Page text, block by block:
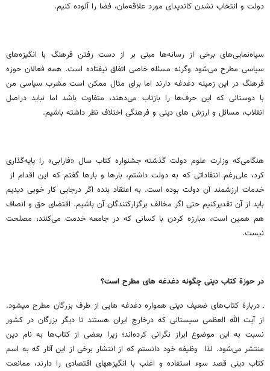
دولت و انتخاب نشدن کاندیدای مورد علاقه‌مان، فضا را آلوده کنیم.
سیاه‌نمایی‌های برخی از رسانه‌ها مبنی بر از دست رفتن فرهنگ با انگیزه‌های
سیاسی مطرح می‌شود وگرنه مسئله خاصی اتفاق نیفتاده است. همه فعالان حوزه
فرهنگ در این زمینه دغدغه دارند اما برای مثال ممکن است مشرب سیاسی من
با دوستانی که این حرف‌ها را بازتاب می‌دهند، متفاوت باشد اما نباید دراصل
انقلاب، مسائل و ارزش های دینی و فرهنگی اختلاف نظر داشته باشیم.
هنگامی‌که وزارت علوم دولت گذشته جشنواره کتاب سال «فارابی» را پایه‌گذاری
کرد، علی‌رغم انتقاداتی که به دولت داشتم، بارها و بارها گفتم که این اقدام از
خدمات ارزشمند آن دولت بوده است. به اعتقاد بنده اگر درجایی کار خوبی دیدیم
باید از آن تقدیرکنیم حتی اگر مخالف برگزارکنندگان آن باشیم. اقتضای حق و انصاف
هم همین است، مبارزه کردن با کسانی که در جامعه خدمت می‌کنند، مصلحت
نیست.
در حوزة کتاب دینی چگونه دغدغه­ های مطرح است؟
ـ دربارة کتاب‌های ضعیف دینی همواره دغدغه­ هایی از طرف بزرگان مطرح می­شود.
از آیت ­الله العظمی سیستانی که درخارج ایران هستند تا دیگر بزرگان در کشور
نسبت به این موضوع ابراز نگرانی کرده‌اند؛ زیرا بعضی از کتاب‌ها به نام دین
منتشر می‌شود. لذا وظیفه خود دانستم که از انتشار برخی از این آثار که به اسم
کتاب دینی قصد سوء استفاده و اغلب با انگیزه­های اقتصادی را دارند، ممانعت